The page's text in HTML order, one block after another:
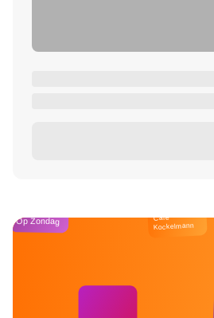
Op Zondag Café
Kockelmann